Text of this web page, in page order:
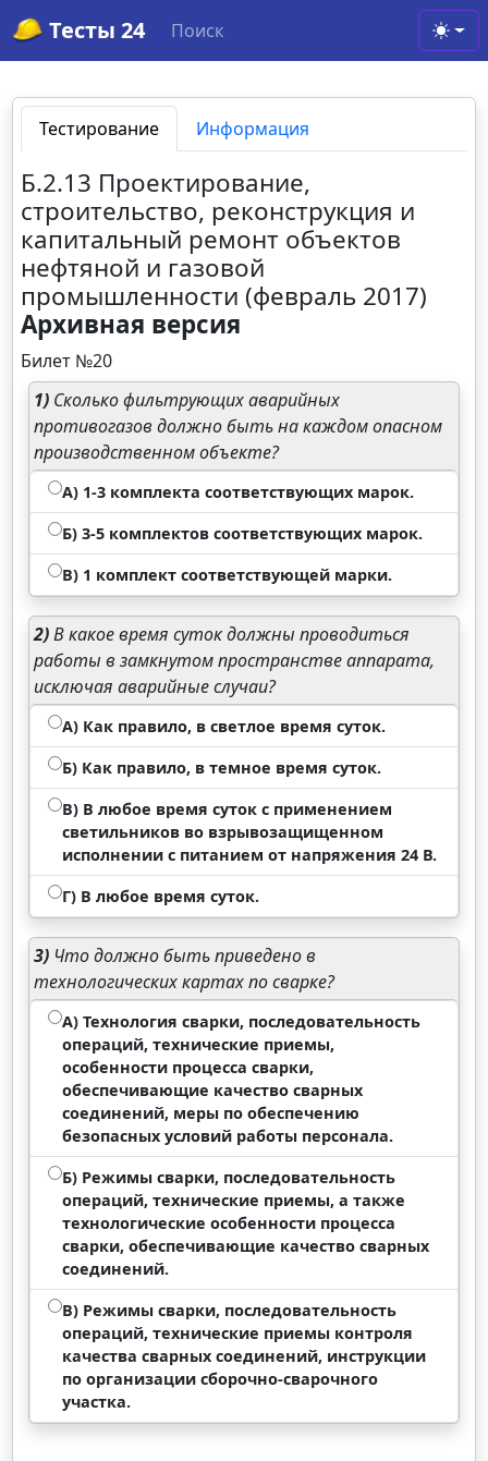
Тесты 24 Поиск
Тестирование Информация
Б.2.13 Проектирование,
строительство, реконструкция и
капитальный ремонт объектов
нефтяной и газовой
промышленности (февраль 2017)
Архивная версия
Билет №20
1) Сколько фильтрующих аварийных
противогазов должно быть на каждом опасном
производственном объекте?
А) 1-3 комплекта соответствующих марок.
Б) 3-5 комплектов соответствующих марок.
В) 1 комплект соответствующей марки.
2)В какое время суток должны проводиться
работы в замкнутом пространстве аппарата,
исключая аварийные случаи?
А) Как правило, в светлое время суток.
Б) Как правило, в темное время суток.
В) В любое время суток с применением
светильников во взрывозащищенном
исполнении с питанием от напряжения 24 В.
Г) В любое время суток.
3) Что должно быть приведено в
технологических картах по сварке?
А) Технология сварки, последовательность
операций, технические приемы,
особенности процесса сварки,
обеспечивающие качество сварных
соединений, меры по обеспечению
безопасных условий работы персонала.
Б) Режимы сварки, последовательность
операций, технические приемы, а также
технологические особенности процесса
сварки, обеспечивающие качество сварных
соединений.
В) Режимы сварки, последовательность
операций, технические приемы контроля
качества сварных соединений, инструкции
по организации сборочно-сварочного
участка.